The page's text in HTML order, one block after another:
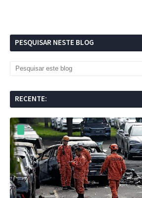
PESQUISAR NESTE BLOG
RECENTE: